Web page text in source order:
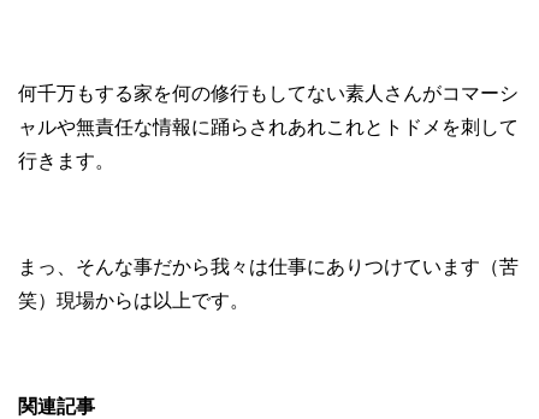
何千万もする家を何の修行もしてない素人さんがコマーシ
ャルや無責任な情報に踊らされあれこれとトドメを刺して
行きます。
まっ、そんな事だから我々は仕事にありつけています（苦
笑）現場からは以上です。
関連記事